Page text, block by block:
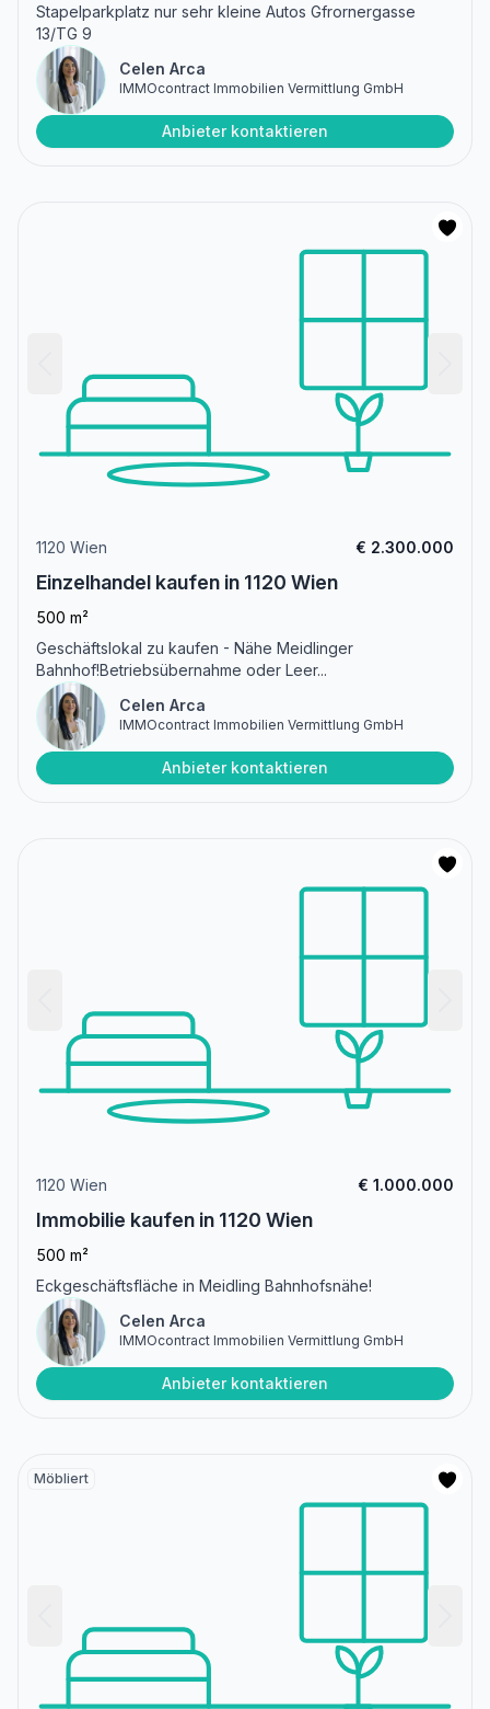
Stapelparkplatz nur sehr kleine Autos Gfrornergasse
13/TG 9
Celen Arca
IMMOcontract Immobilien Vermittlung GmbH
Anbieter kontaktieren
1120 Wien € 2.300.000
Einzelhandel kaufen in 1120 Wien
500 m²
Geschäftslokal zu kaufen - Nähe Meidlinger
Bahnhof!Betriebsübernahme oder Leer...
Celen Arca
IMMOcontract Immobilien Vermittlung GmbH
Anbieter kontaktieren
1120 Wien € 1.000.000
Immobilie kaufen in 1120 Wien
500 m²
Eckgeschäftsfläche in Meidling Bahnhofsnähe!
Celen Arca
IMMOcontract Immobilien Vermittlung GmbH
Anbieter kontaktieren
Möbliert